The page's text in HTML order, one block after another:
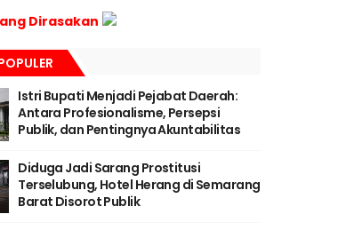
Dirasakan
Istri Bupati Menjadi Pejabat Daerah:
Antara Profesionalisme, Persepsi
Publik, dan Pentingnya Akuntabilitas
Diduga Jadi Sarang Prostitusi
Terselubung, Hotel Herang di Semarang
Barat Disorot Publik